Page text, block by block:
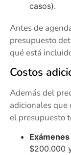
casos).
Antes de
presupuesto
qué está
Costos
Además del
adicionales
el presupuesto
$200.000